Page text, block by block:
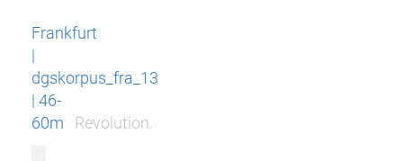
Frankfurt
|
dgskorpus_fra_13
| 46-
60m
Revolution.